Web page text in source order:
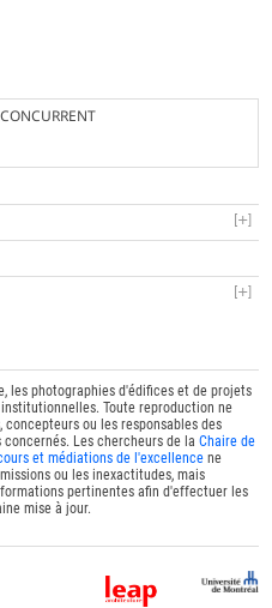
les photographies d'édifices et de projets
Toute reproduction ne
ou les responsables des
concernés. Les chercheurs de laChaire de
et médiations de l'excellence ne
ou les inexactitudes, mais
pertinentes afin d'effectuer les
mise à jour.